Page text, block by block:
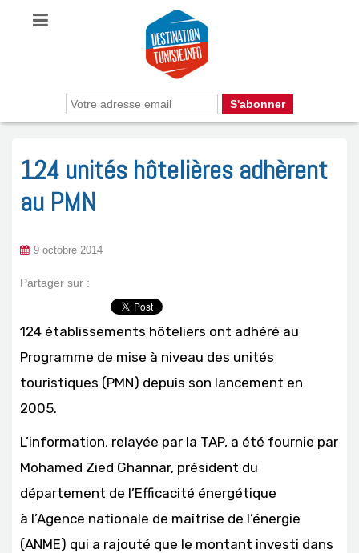
124 unités hôtelières adhèrent
au PMN
9 octobre 2014
Partager sur :
124 établissements hôteliers ont adhéré au
Programme de mise à niveau des unités
touristiques (PMN) depuis son lancement en
2005.
L’information, relayée par la TAP, a été fournie par
Mohamed Zied Ghannar, président du
département de l’Efficacité énergétique
à l’Agence nationale de maîtrise de l’énergie
(ANME) qui a rajouté que le montant investi dans